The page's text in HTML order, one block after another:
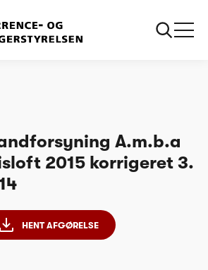
03102014
A.m.b.a
2015 korrigeret 3.
HENT AFGØRELSE